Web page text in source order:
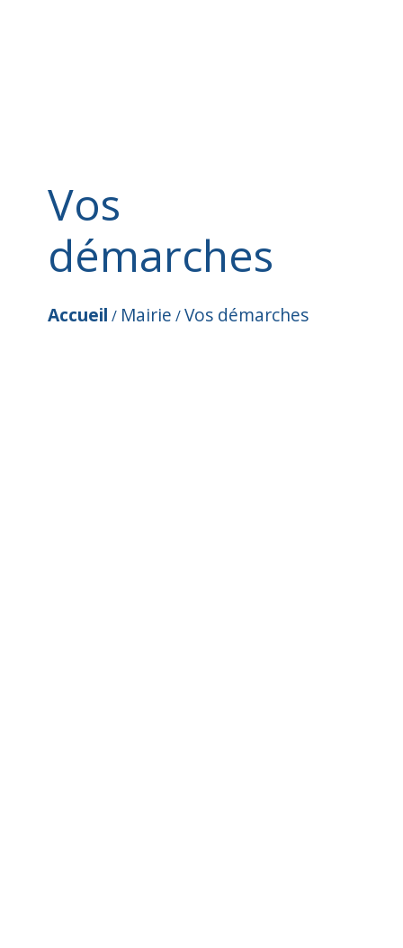
Vos
démarches
Accueil / Mairie /Vos démarches